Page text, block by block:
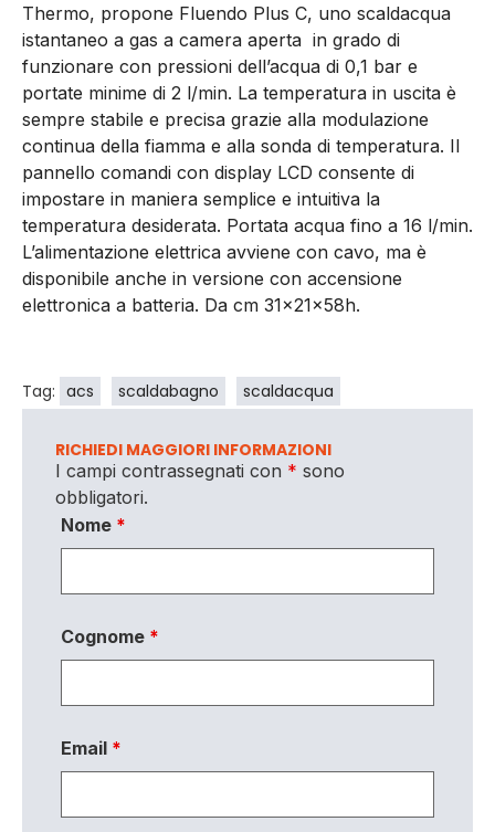
Thermo, propone Fluendo Plus C, uno scaldacqua
istantaneo a gas a camera aperta in grado di
funzionare con pressioni dell’acqua di 0,1 bar e
portate minime di 2 l/min. La temperatura in uscita è
sempre stabile e precisa grazie alla modulazione
continua della fiamma e alla sonda di temperatura. Il
pannello comandi con display LCD consente di
impostare in maniera semplice e intuitiva la
temperatura desiderata. Portata acqua fino a 16 l/min.
L’alimentazione elettrica avviene con cavo, ma è
disponibile anche in versione con accensione
elettronica a batteria. Da cm 31x21x58h.
Tag: acs scaldabagno scaldacqua
RICHIEDI MAGGIORI INFORMAZIONI
I campi contrassegnati con * sono
obbligatori.
Nome *
Cognome *
Email *